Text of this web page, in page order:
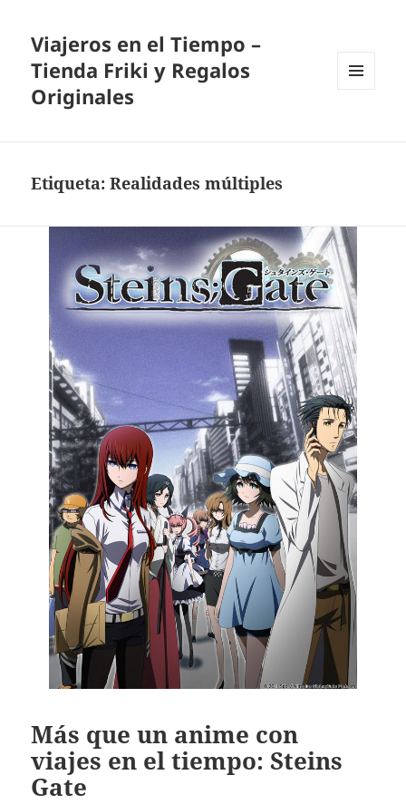
Viajeros en el Tiempo –
Tienda Friki y Regalos
Originales
Etiqueta:Realidades múltiples
Más que un anime con
viajes en el tiempo: Steins
Gate